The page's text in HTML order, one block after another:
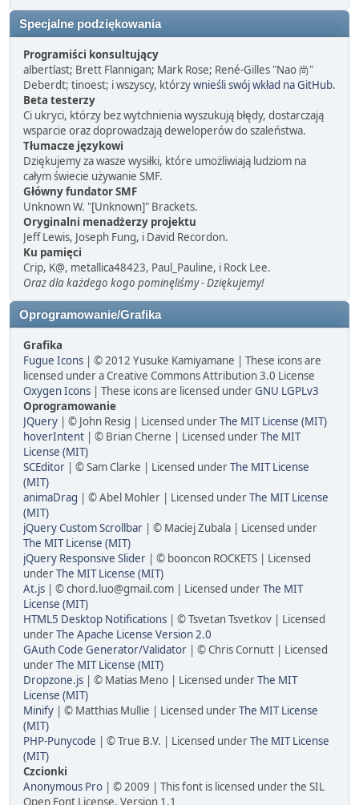
Specjalne podziękowania
Programiści konsultujący
albertlast; Brett Flannigan; Mark Rose; René-Gilles "Nao 尚"
Deberdt; tinoest; i wszyscy, którzywnieśli swój wkład na GitHub.
Beta testerzy
Ci ukryci, którzy bez wytchnienia wyszukują błędy, dostarczają
wsparcie oraz doprowadzają deweloperów do szaleństwa.
Tłumacze językowi
Dziękujemy za wasze wysiłki, które umożliwiają ludziom na
całym świecie używanie SMF.
Główny fundator SMF
Unknown W. "[Unknown]" Brackets.
Oryginalni menadżerzy projektu
Jeff Lewis, Joseph Fung, i David Recordon.
Ku pamięci
Crip, K@, metallica48423, Paul_Pauline, i Rock Lee.
Oraz dla każdego kogo pominęliśmy - Dziękujemy!
Oprogramowanie/Grafika
Grafika
Fugue Icons | © 2012 Yusuke Kamiyamane | These icons are
licensed under a Creative Commons Attribution 3.0 License
Oxygen Icons | These icons are licensed underGNU LGPLv3
Oprogramowanie
JQuery | © John Resig | Licensed underThe MIT License (MIT)
hoverIntent | © Brian Cherne | Licensed underThe MIT
License (MIT)
SCEditor | © Sam Clarke | Licensed underThe MIT License
(MIT)
animaDrag | © Abel Mohler | Licensed underThe MIT License
(MIT)
jQuery Custom Scrollbar | © Maciej Zubala | Licensed under
The MIT License (MIT)
jQuery Responsive Slider | © booncon ROCKETS | Licensed
underThe MIT License (MIT)
At.js | ©chord.luo@gmail.com | Licensed underThe MIT
License (MIT)
HTML5 Desktop Notifications | © Tsvetan Tsvetkov | Licensed
underThe Apache License Version 2.0
GAuth Code Generator/Validator | © Chris Cornutt | Licensed
underThe MIT License (MIT)
Dropzone.js | © Matias Meno | Licensed underThe MIT
License (MIT)
Minify | © Matthias Mullie | Licensed underThe MIT License
(MIT)
PHP-Punycode | © True B.V. | Licensed underThe MIT License
(MIT)
Czcionki
Anonymous Pro | © 2009 | This font is licensed under the SIL
Open Font License, Version 1.1